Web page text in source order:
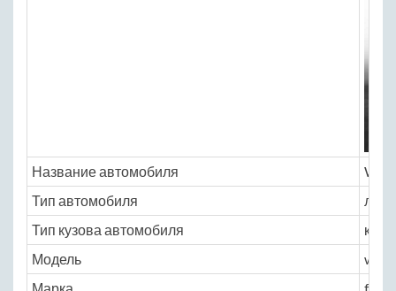
Название автомобиля
W
Тип автомобиля
Тип кузова автомобиля
купе
Модель
Марка